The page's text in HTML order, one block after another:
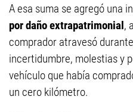
A esa suma se agregó una
por daño extrapatrimonial,
comprador atravesó
incertidumbre, molestias y
vehículo que había
un cero kilómetro.